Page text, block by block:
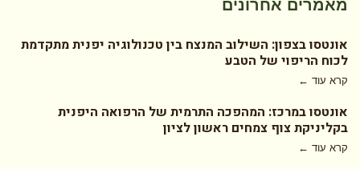
מאמרים אחרונים
אונטסו בצפון: השילוב המנצח בין טכנולוגיה יפנית מתקדמת
לכוח הריפוי של הטבע
קרא עוד ←
אונטסו במרכז: המהפכה התרמית של הרפואה היפנית
בקליניקת צוף צמחים ראשון לציון
קרא עוד ←